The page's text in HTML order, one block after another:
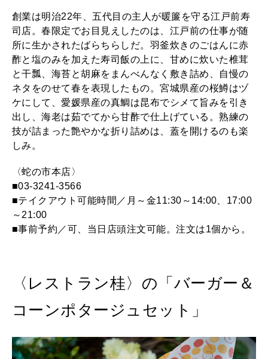
創業は明治22年、五代目の主人が暖簾を守る江戸前寿
司店。春限定でお目見えしたのは、江戸前の仕事が随
所に生かされたばらちらしだ。羽釜炊きのごはんに赤
酢と塩のみを加えた寿司飯の上に、甘めに炊いた椎茸
と干瓢、海苔と胡麻をまんべんなく敷き詰め、自慢の
ネタをのせて春を表現したもの。宮城県産の桜鱒はヅ
ケにして、愛媛県産の真鯛は昆布でシメて旨みを引き
出し、海老は茹でてから甘酢で仕上げている。熟練の
技が詰まった艶やかな折り詰めは、蓋を開けるのも楽
しみ。
〈蛇の市本店〉
■03-3241-3566
■テイクアウト可能時間／月～金11:30～14:00、17:00
～21:00
■事前予約／可、当日店頭注文可能。注文は1個から。
〈レストラン桂〉の「バーガー＆
コーンポタージュセット」